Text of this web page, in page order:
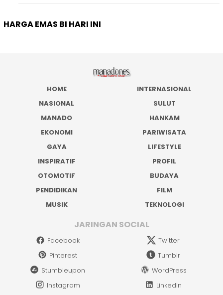
HARGA EMAS BI HARI INI
HOME
INTERNASIONAL
NASIONAL
SULUT
MANADO
HANKAM
EKONOMI
PARIWISATA
GAYA
LIFESTYLE
INSPIRATIF
PROFIL
OTOMOTIF
BUDAYA
PENDIDIKAN
FILM
MUSIK
TEKNOLOGI
JARINGAN SOCIAL
Facebook
Twitter
Pinterest
Tumblr
Stumbleupon
WordPress
Instagram
Linkedin